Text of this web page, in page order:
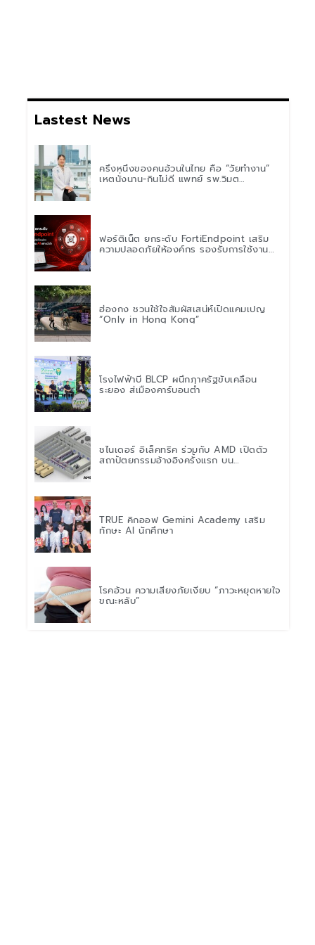
Lastest News
ครึ่งหนึ่งของคนอ้วนในไทย คือ “วัยทำงาน”
เหตุนั่งนาน-กินไม่ดี แพทย์ รพ.วิมุต
ฟอร์ติเน็ต ยกระดับ FortiEndpoint เสริม
ความปลอดภัยให้องค์กร รองรับการใช้งาน
ฮ่องกง ชวนใช้ใจสัมผัสเสน่ห์เปิดแคมเปญ
“Only in Hong Kong”
โรงไฟฟ้าบี BLCP ผนึกภาครัฐขับเคลื่อน
ระยอง สู่เมืองคาร์บอนต่ำ
ชไนเดอร์ อิเล็คทริค ร่วมกับ AMD เปิดตัว
สถาปัตยกรรมอ้างอิงครั้งแรก บน
TRUE คิกออฟ Gemini Academy เสริม
ทักษะ AI นักศึกษา
โรคอ้วน ความเสี่ยงภัยเงียบ “ภาวะหยุดหายใจ
ขณะหลับ”